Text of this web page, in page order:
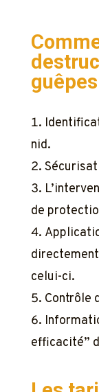
nid.
de
celui-ci.
Contrôle
efficacité”